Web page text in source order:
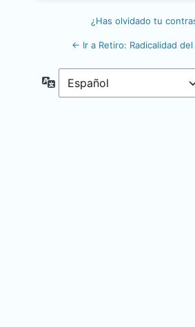
¿Has olvidado tu
← Ir a Retiro: Radicalidad del
Idioma